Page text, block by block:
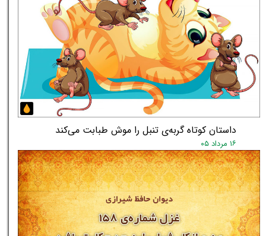
★★
داستان کوتاه گربه‌ی تنبل را موش طبابت می‌کند
۱۶ مرداد ۰۵